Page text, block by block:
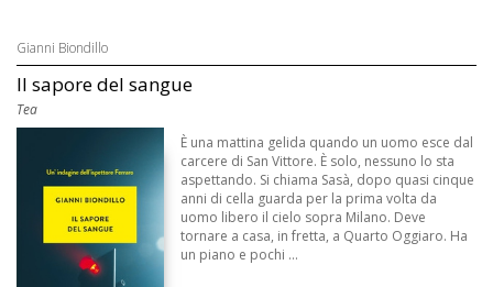
Gianni Biondillo
Il sapore del sangue
Tea
È una mattina gelida quando un uomo esce dal
carcere di San Vittore. È solo, nessuno lo sta
aspettando. Si chiama Sasà, dopo quasi cinque
anni di cella guarda per la prima volta da
uomo libero il cielo sopra Milano. Deve
tornare a casa, in fretta, a Quarto Oggiaro. Ha
un piano e pochi ...